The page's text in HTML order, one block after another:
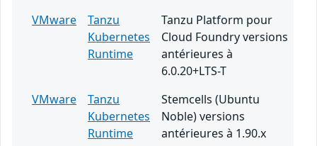
VMware
Tanzu
Kubernetes
Runtime
Tanzu Platform pour
Cloud Foundry versions
antérieures à
6.0.20+LTS-T
VMware
Tanzu
Kubernetes
Runtime
Stemcells (Ubuntu
Noble) versions
antérieures à 1.90.x